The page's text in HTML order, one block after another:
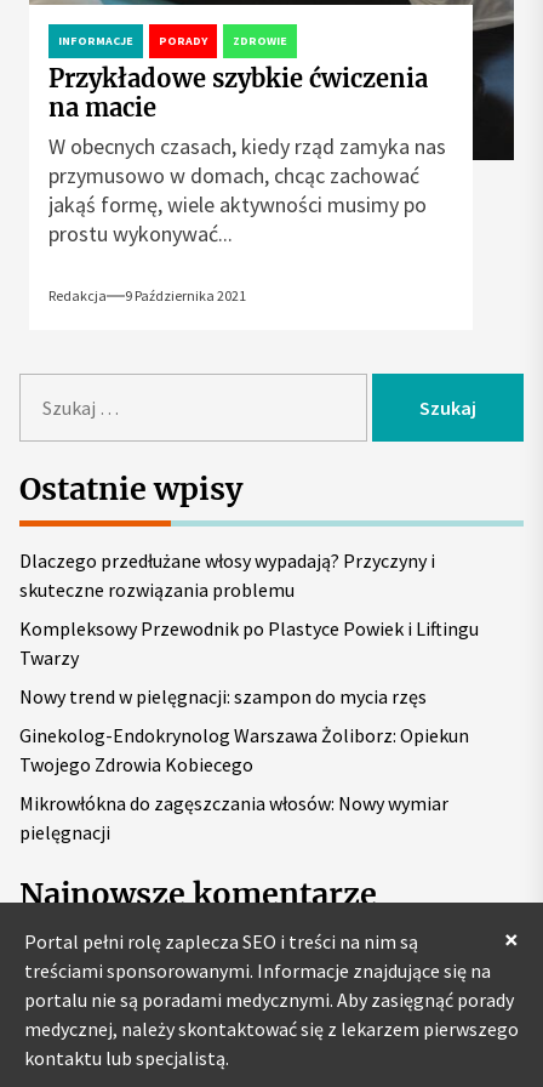
×
Portal pełni rolę zaplecza SEO i treści na nim są
treściami sponsorowanymi. Informacje znajdujące się na
portalu nie są poradami medycznymi. Aby zasięgnąć porady
medycznej, należy skontaktować się z lekarzem pierwszego
kontaktu lub specjalistą.
INFORMACJE PORADY ZDROWIE
Przykładowe szybkie ćwiczenia
na macie
W obecnych czasach, kiedy rząd zamyka nas
przymusowo w domach, chcąc zachować
jakąś formę, wiele aktywności musimy po
prostu wykonywać...
Redakcja 9 Października 2021
u
k
a
j
:
Ostatnie wpisy
Dlaczego przedłużane włosy wypadają? Przyczyny i
skuteczne rozwiązania problemu
Kompleksowy Przewodnik po Plastyce Powiek i Liftingu
Twarzy
Nowy trend w pielęgnacji: szampon do mycia rzęs
Ginekolog-Endokrynolog Warszawa Żoliborz: Opiekun
Twojego Zdrowia Kobiecego
Mikrowłókna do zagęszczania włosów: Nowy wymiar
pielęgnacji
Najnowsze komentarze